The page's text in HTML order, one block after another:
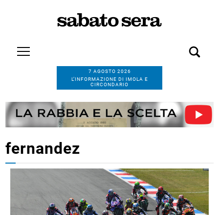
7 AGOSTO 2026
L’INFORMAZIONE DI IMOLA E
CIRCONDARIO
fernandez